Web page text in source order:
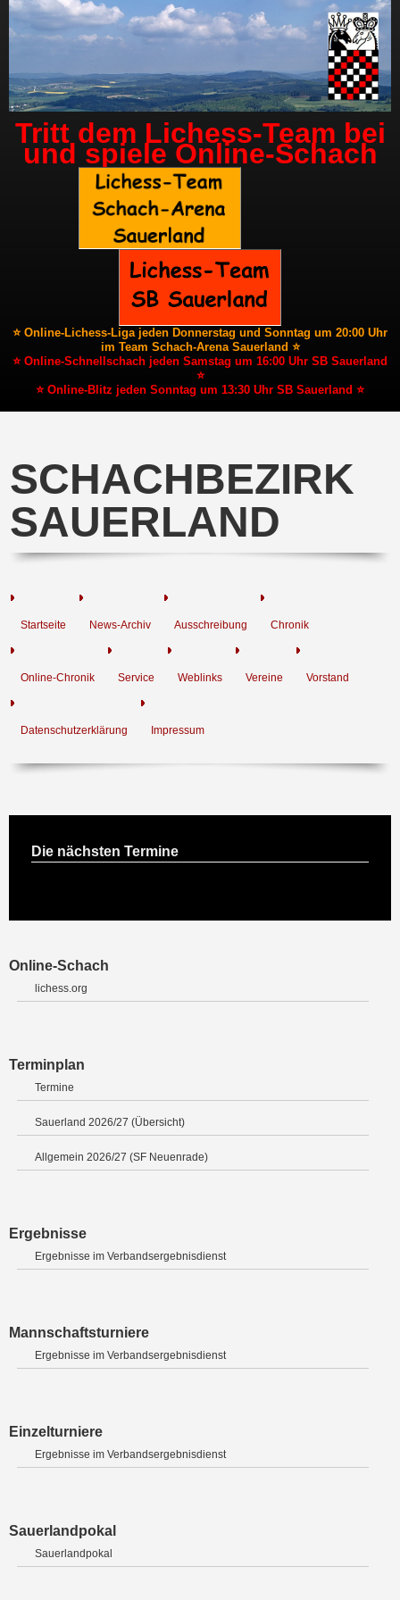
Tritt dem Lichess-Team bei
und spiele Online-Schach
⭐ Online-Lichess-Liga jeden Donnerstag und Sonntag um 20:00 Uhr
im Team Schach-Arena Sauerland ⭐
⭐ Online-Schnellschach jeden Samstag um 16:00 Uhr SB Sauerland
⭐
⭐ Online-Blitz jeden Sonntag um 13:30 Uhr SB Sauerland ⭐
SCHACHBEZIRK
SAUERLAND
Startseite News-Archiv Ausschreibung Chronik
Online-Chronik Service Weblinks Vereine Vorstand
Datenschutzerklärung Impressum
Die nächsten Termine
Online-Schach
lichess.org
Terminplan
Termine
Sauerland 2026/27 (Übersicht)
Allgemein 2026/27 (SF Neuenrade)
Ergebnisse
Ergebnisse im Verbandsergebnisdienst
Mannschaftsturniere
Ergebnisse im Verbandsergebnisdienst
Einzelturniere
Ergebnisse im Verbandsergebnisdienst
Sauerlandpokal
Sauerlandpokal